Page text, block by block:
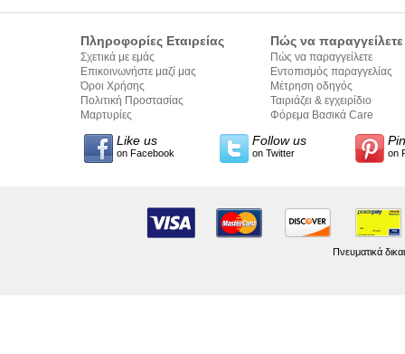
Πληροφορίες Εταιρείας
Σχετικά με εμάς
Επικοινωνήστε μαζί μας
Όροι Χρήσης
Πολιτική Προστασίας
Προσωπικών Δεδομένων
Μαρτυρίες
Πώς να παραγγείλετε
Πώς να παραγγείλετε
Εντοπισμός παραγγελίας
Μέτρηση οδηγός
Ταιριάζει & εγχειρίδιο
σύνταξης κειμένων
Φόρεμα Βασικά Care
Like us
on Facebook
Follow us
on Twitter on
Πνευματικά